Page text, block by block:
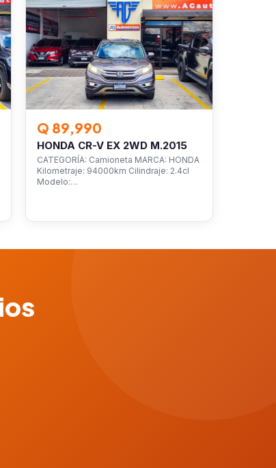
Q 89,990
HONDA CR-V EX 2WD M.2015
CATEGORÍA: Camioneta MARCA: HONDA
Kilometraje: 94000km Cilindraje: 2.4cl
Modelo:…